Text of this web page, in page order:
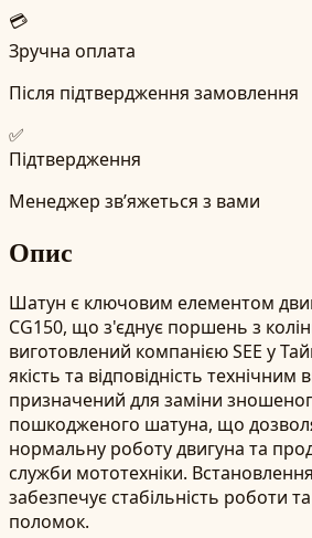
💳
Зручна оплата
Після підтвердження замовлення
✅
Підтвердження
Менеджер зв’яжеться з вами
Опис
Шатун є ключовим елементом
CG150, що з'єднує поршень з
виготовлений компанією SEE у
якість та відповідність технічним
призначений для заміни
пошкодженого шатуна, що
нормальну роботу двигуна та
служби мототехніки.
забезпечує стабільність роботи
поломок.